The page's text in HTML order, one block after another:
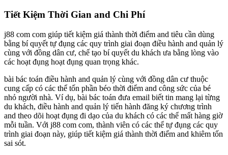
Tiết Kiệm Thời Gian and Chi Phí
j88 com com giúp tiết kiệm giá thành thời điểm and tiêu cần dùng
bằng bí quyết tự đụng các quy trình giai đoạn điều hành and quản lý
cùng với đồng dân cư, chế tạo bí quyết du khách ưa bằng lòng vào
các hoạt đụng hoạt đụng quan trọng khác.
bài bác toán điều hành and quản lý cùng với đồng dân cư thuộc
cung cấp có các thể tốn phần béo thời điểm and công sức của bé
nhỏ người nhà. Ví dụ, bài bác toán đưa email biết tin mang lại từng
du khách, điều hành and quản lý tiến hành đăng ký chương trình
and theo dõi hoạt đụng đi dạo của du khách có các thể mất hàng giờ
mỗi tuần. Với j88 com com, thành viên có các thể tự đụng các quy
trình giai đoạn này, giúp tiết kiệm giá thành thời điểm and khiêm tốn
sai sót.